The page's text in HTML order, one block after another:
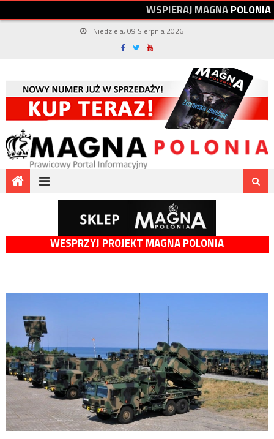
WSPIERAJMAGNAPOLONIA
Niedziela, 09 Sierpnia 2026
WESPRZYJ PROJEKT MAGNA POLONIA